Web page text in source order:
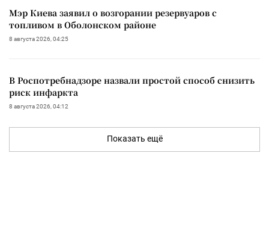
Мэр Киева заявил о возгорании резервуаров с
топливом в Оболонском районе
8 августа 2026, 04:25
В Роспотребнадзоре назвали простой способ снизить
риск инфаркта
8 августа 2026, 04:12
Показать ещё